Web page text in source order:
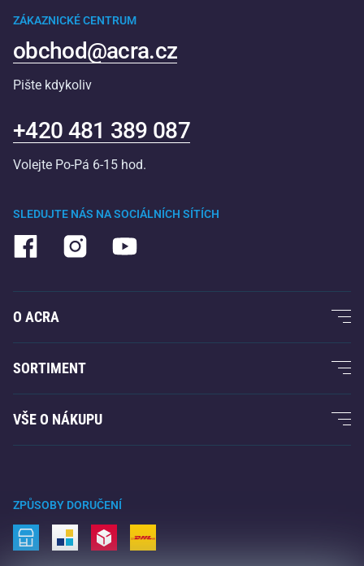
SLEDUJTE NÁS NA SOCIÁLNÍCH SÍTÍCH
ZÁKAZNICKÉ CENTRUM
obchod@acra.cz
Pište kdykoliv
+420 481 389 087
Volejte Po-Pá 6-15 hod.
O ACRA
O nás
Acra garance
Kontakty
SORTIMENT
Fitness a posilování
Raketové sporty
Volný čas a zábava
Kemping a turistika
VŠE O NÁKUPU
Doprava a platba
ZPŮSOBY DORUČENÍ